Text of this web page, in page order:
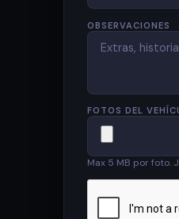
OBSERVACIONES
FOTOS DEL
Max 5 MB por foto.